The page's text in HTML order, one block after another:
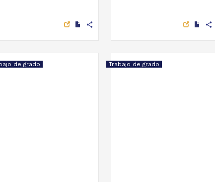
share share
de grado Trabajo de grado